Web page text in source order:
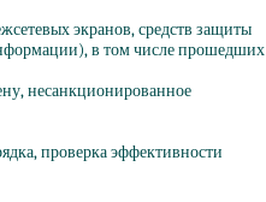
экранов, средств защиты
в том числе прошедших
несанкционированное
проверка эффективности